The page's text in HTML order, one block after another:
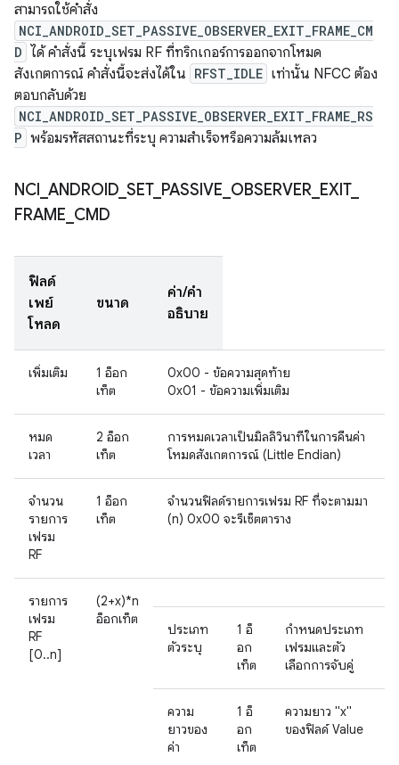
สามารถใช้คำสั่ง
NCI_ANDROID_SET_PASSIVE_OBSERVER_EXIT_FRAME_CM
D ได้ คำสั่งนี้ ระบุเฟรม RF ที่ทริกเกอร์การออกจากโหมด
สังเกตการณ์ คำสั่งนี้จะส่งได้ใน RFST_IDLE เท่านั้น NFCC ต้อง
ตอบกลับด้วย
NCI_ANDROID_SET_PASSIVE_OBSERVER_EXIT_FRAME_RS
P พร้อมรหัสสถานะที่ระบุ ความสําเร็จหรือความล้มเหลว
NCI ANDROID SET_ PASSIVE OBSERVER EXIT_
FRAME CMD
ฟิลด์
เพย์
โหลด
ขนาด
ค่า/คำ
อธิบาย
เพิ่มเติม
1 อ็อก
เท็ต
0x00 - ข้อความสุดท้าย
0x01 - ข้อความเพิ่มเติม
หมด
เวลา
2 อ็อก
เท็ต
การหมดเวลาเป็นมิลลิวินาทีในการคืนค่า
โหมดสังเกตการณ์ (Little Endian)
จำนวน
รายการ
เฟรม
RF
1 อ็อก
เท็ต
จำนวนฟิลด์รายการเฟรม RF ที่จะตามมา
(n) 0x00 จะรีเซ็ตตาราง
รายการ
เฟรม
RF
[0..n]
(2+x)*n
อ็อกเท็ต
ประเภท
ตัวระบุ
1 อ็
อก
เท็ต
กำหนดประเภท
เฟรมและตัว
เลือกการจับคู่
ความ
ยาวของ
ค่า
1 อ็
อก
เท็ต
ความยาว "x"
ของฟิลด์ Value